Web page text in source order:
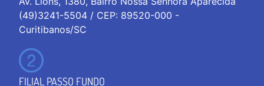
(49)3241-5504 / CEP: 89520-000 -
Curitibanos/SC
FILIAL PASSO FUNDO